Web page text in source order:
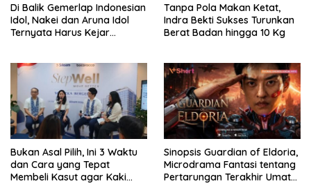
Di Balik Gemerlap Indonesian
Idol, Nakei dan Aruna Idol
Ternyata Harus Kejar
Tanpa Pola Makan Ketat,
Indra Bekti Sukses Turunkan
Berat Badan hingga 10 Kg
Bukan Asal Pilih, Ini 3 Waktu
dan Cara yang Tepat
Membeli Kasut agar Kaki
Sinopsis Guardian of Eldoria,
Microdrama Fantasi tentang
Pertarungan Terakhir Umat